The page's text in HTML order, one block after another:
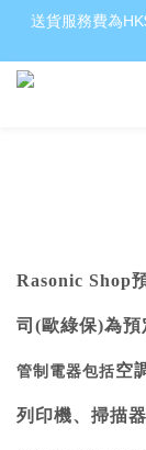
送貨服務費為
Rasonic Shop
司 (歐綠保)為預
管制電器包括空
列印機、掃描